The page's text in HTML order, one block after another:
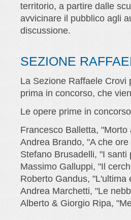
territorio, a partire dalle
avvicinare il pubblico agli
discussione.
SEZIONE
La Sezione Raffaele Crovi
prima in concorso, che
Le opere prime in
Francesco Balletta, "Morto
Andrea Brando, "A che
Stefano Brusadelli, "I santi
Massimo Galluppi, "Il
Roberto Gandus, "L'ultima
Andrea Marchetti, "Le
Alberto & Giorgio Ripa,